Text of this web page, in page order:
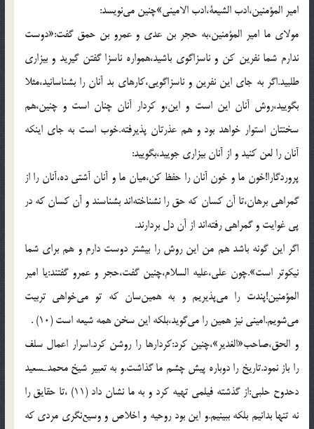
امير المؤمنين،ادب الشيعة،ادب الامينى»چنين مى‌نويسد:
مولاى ما امير المؤمنين،به حجر بن عدى و عمرو بن حمق گفت:«دوست
ندارم شما نفرين كن و ناسزاگوى باشيد،همواره ناسزا گفتن گيريد و بيزارى
طلبيد.اگر به جاى اين نفرين و ناسزاگويى،كارهاى بد آنان را بشناسانيد،مثلا
بگوييد،روش آنان اين است و اين،و كردار آنان چنان است و چنين،هم
سخنتان استوار خواهد بود و هم عذرتان پذيرفته.خوب است به جاى اينكه
آنان را لعن كنيد و از آنان بيزارى جوييد،بگوييد:
پروردگارا!خون ما و خون آنان را حفظ كن،ميان ما و آنان آشتى ده،آنان را از
گمراهى برهان،تا آن كسان كه حق را نشناخته‌اند بشناسند و آن كسان كه در
پى غوايت و گمراهى رفته‌اند از آن دل بردارند.
اگر اين گونه باشد هم من اين روش را بيشتر دوست دارم و هم براى شما
نيكوتر است».چون على،عليه السلام،چنين گفت،حجر و عمرو گفتند:يا امير
المؤمنين!پندت را مى‌پذيريم و به همين‌سان كه تو مى‌خواهى تربيت
مى‌شويم.امينى نيز همين را مى‌گويد،بلكه اين سخن همه شيعه است (10) .
و الحق،صاحب«الغدير»،چنين كرد:كردارها را روشن كرد.اسرار اعمال سلف
را باز نمود.تاريخ را دوباره پيش چشم ما گذاشت.و به تعبير شيخ محمدـسعيد
دحدوح حلبى:از گذشته فيلمى تهيه كرد و به ما نشان داد (11) ،تا حقايق را
نه تنها بدانيم بلكه ببينيم.و اين بود روحيه و اخلاص و وسيع‌نگرى مردى كه